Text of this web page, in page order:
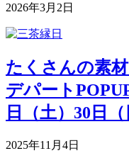
2026年3月2日
たくさんの素
デパート
日（土）30日（
2025年11月4日